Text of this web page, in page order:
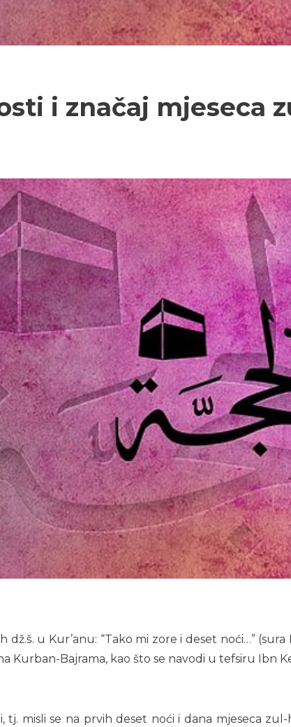
i značaj mjeseca
dž.š. u Kur’anu: “Tako mi zore i deset noći…”
Kurban-Bajrama, kao što se navodi u tefsiru Ibn
tj. misli se na prvih deset noći i dana mjeseca